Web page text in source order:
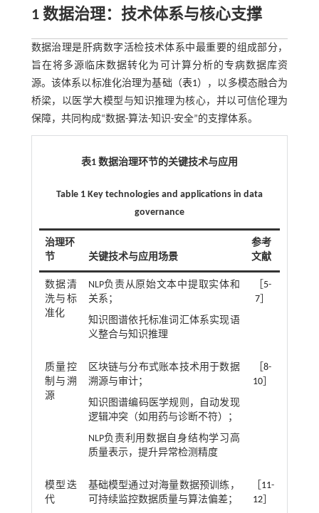
1 数据治理：技术体系与核心支撑
数据治理是肝病数字活检技术体系中最重要的组成部分，
旨在将多源临床数据转化为可计算分析的专病数据库资
源。该体系以标准化治理为基础（表1），以多模态融合为
桥梁，以医学大模型与知识推理为核心，并以可信伦理为
保障，共同构成“数据-算法-知识-安全”的支撑体系。
表1 数据治理环节的关键技术与应用
Table 1 Key technologies and applications in data
governance
治理环
节
关键技术与应用场景
参考
文献
数据清
洗与标
准化
NLP负责从原始文本中提取实体和
关系；
知识图谱依托标准词汇体系实现语
义整合与知识推理
5-
7
质量控
制与溯
源
区块链与分布式账本技术用于数据
溯源与审计；
知识图谱编码医学规则，自动发现
逻辑冲突（如用药与诊断不符）；
NLP负责利用数据自身结构学习高
质量表示，提升异常检测精度
［8-
10］
模型迭
代
基础模型通过对海量数据预训练，
可持续监控数据质量与算法偏差；
11-
12］